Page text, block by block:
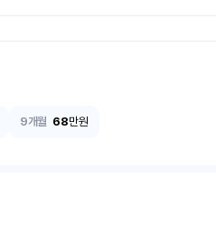
9개월 68만원